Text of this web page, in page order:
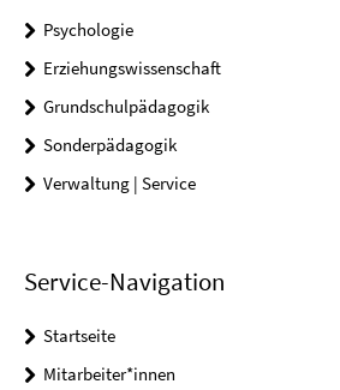
Psychologie
Erziehungswissenschaft
Grundschulpädagogik
Sonderpädagogik
Verwaltung | Service
Service-Navigation
Startseite
Mitarbeiter*innen